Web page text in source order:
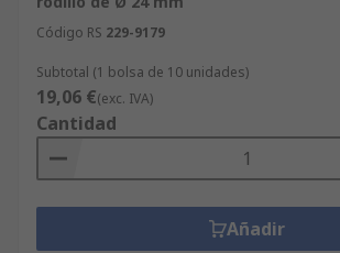
Código RS 229-9179
Subtotal (1 bolsa de 10 unidades)
19,06 €(exc. IVA)
Cantidad
Añadir